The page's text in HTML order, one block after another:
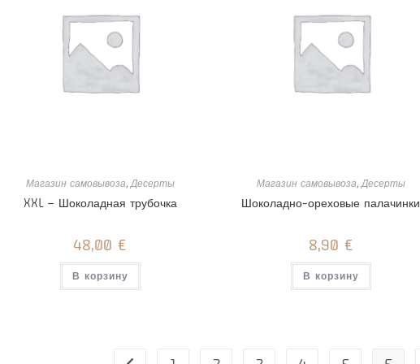
Магазин самовывоза, Десерты
XXL – Шоколадная трубочка
48,00 €
В корзину
Магазин самовывоза, Десерты
Шоколадно-ореховые палачинки
8,90 €
В корзину